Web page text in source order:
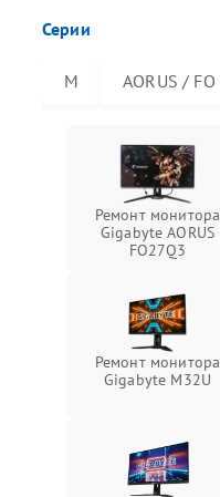
Серии
M AORUS / FO
Ремонт монитора
Gigabyte AORUS
FO27Q3
Ремонт монитора
Gigabyte M32U